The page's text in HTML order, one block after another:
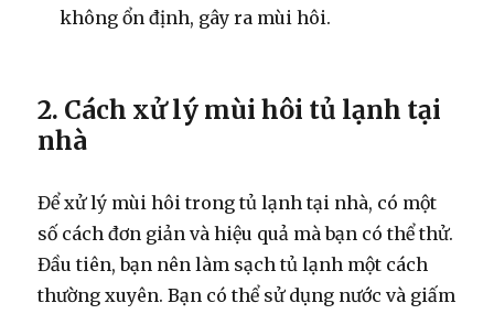
không ổn định, gây ra mùi hôi.
2. Cách xử lý mùi hôi tủ lạnh tại
nhà
Để xử lý mùi hôi trong tủ lạnh tại nhà, có một
số cách đơn giản và hiệu quả mà bạn có thể thử.
Đầu tiên, bạn nên làm sạch tủ lạnh một cách
thường xuyên. Bạn có thể sử dụng nước và giấm